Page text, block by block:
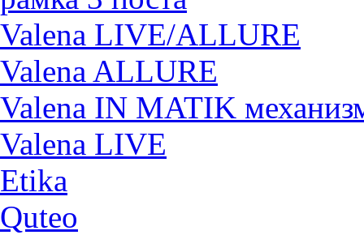
Valena LIVE/ALLURE
Valena ALLURE
Valena IN MATIK
Valena LIVE
Etika
Quteo